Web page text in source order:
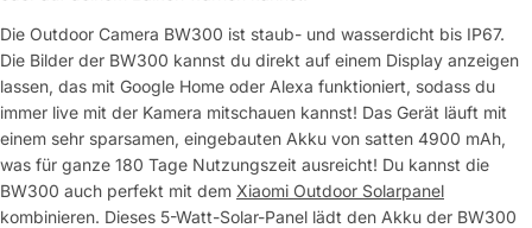
Die Outdoor Camera BW300 ist staub- und wasserdicht bis IP67.
Die Bilder der BW300 kannst du direkt auf einem Display anzeigen
lassen, das mit Google Home oder Alexa funktioniert, sodass du
immer live mit der Kamera mitschauen kannst! Das Gerät läuft mit
einem sehr sparsamen, eingebauten Akku von satten 4900 mAh,
was für ganze 180 Tage Nutzungszeit ausreicht! Du kannst die
BW300 auch perfekt mit dem Xiaomi Outdoor Solarpanel
kombinieren. Dieses 5-Watt-Solar-Panel lädt den Akku der BW300
Eine Frage stellen